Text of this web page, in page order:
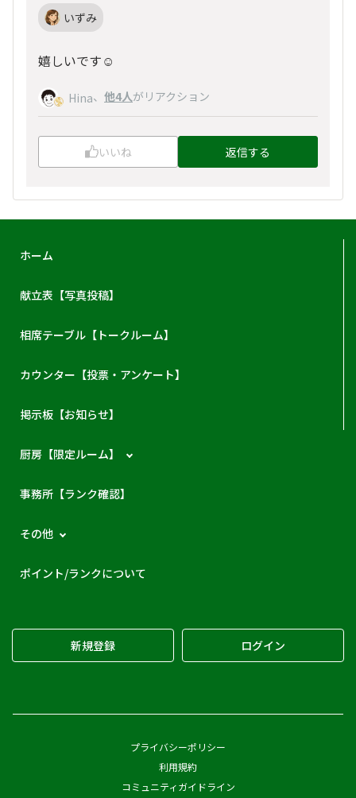
いずみ
嬉しいです☺️
Hina、 他4人がリアクション
いいね 返信する
ホーム
献立表【写真投稿】
相席テーブル【トークルーム】
カウンター【投票・アンケート】
掲示板【お知らせ】
厨房【限定ルーム】
事務所【ランク確認】
その他
ポイント/ランクについて
新規登録 ログイン
プライバシーポリシー
利用規約
コミュニティガイドライン